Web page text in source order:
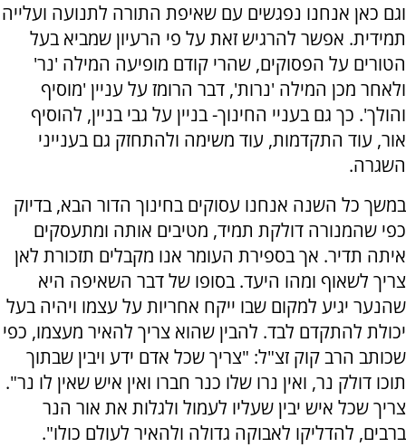
וגם כאן אנחנו נפגשים עם שאיפת התורה לתנועה ועלייה
תמידית. אפשר להרגיש זאת על פי הרעיון שמביא בעל
הטורים על הפסוקים, שהרי קודם מופיעה המילה 'נר'
ולאחר מכן המילה 'נרות', דבר הרומז על עניין 'מוסיף
והולך'. כך גם בעניי החינוך- בניין על גבי בניין, להוסיף
אור, עוד התקדמות, עוד משימה ולהתחזק גם בענייני
השגרה.
במשך כל השנה אנחנו עסוקים בחינוך הדור הבא, בדיוק
כפי שהמנורה דולקת תמיד, מטיבים אותה ומתעסקים
איתה תדיר. אך בספירת העומר אנו מקבלים תזכורת לאן
צריך לשאוף ומהו היעד. בסופו של דבר השאיפה היא
שהנער יגיע למקום שבו ייקח אחריות על עצמו ויהיה בעל
יכולת להתקדם לבד. להבין שהוא צריך להאיר מעצמו, כפי
שכותב הרב קוק זצ"ל: "צריך שכל אדם ידע ויבין שבתוך
תוכו דולק נר, ואין נרו שלו כנר חברו ואין איש שאין לו נר".
צריך שכל איש יבין שעליו לעמול ולגלות את אור הנר
ברבים, להדליקו לאבוקה גדולה ולהאיר לעולם כולו".